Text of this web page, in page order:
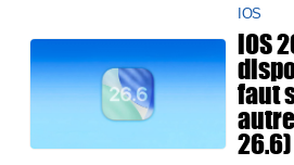
IOS
iOS
faut
26.6)